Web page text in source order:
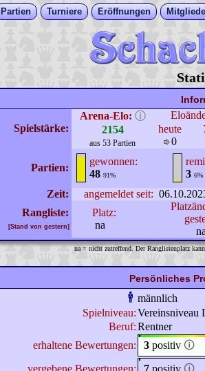
Partien Turniere Eröffnungen
Spielstärke:
Arena-Elo: ⓘ
2154
aus 53 Partien
heute
0
Partien:
gewonnen:
48 91%
3 6%
Zeit: angemeldet seit:
Rangliste:
[Stand von gestern]
Platz:
na
na = nicht zutreffend. Der Ranglistenplatz
Persönliches
männlich
Spielniveau:Vereinsniveau
Beruf:Rentner
erhaltene Bewertungen:
3 positiv 🛈
vergebene Bewertungen:
7 positiv 🛈